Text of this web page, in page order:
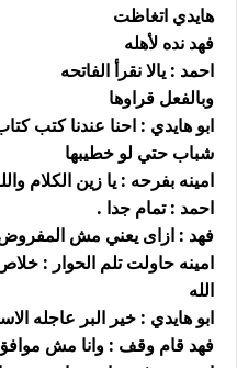
هايدي اتغاظت
فهد نده لأهله
احمد : يالا نقرأ الفاتحه
وبالفعل قراوها
ابو هايدي : احنا عندنا كتب
شباب حتي لو خطيبها
امينه بفرحه : يا زين الكلام
احمد : تمام جدا .
فهد : ازاى يعني مش المفروض
امينه حاولت تلم الحوار :
الله
ابو هايدي : خير البر عاجله
فهد قام وقف : وانا مش